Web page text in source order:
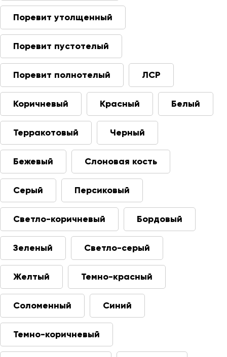
Поревит утолщенный
Поревит пустотелый
Поревит полнотелый ЛСР
Коричневый Красный Белый
Терракотовый Черный
Бежевый Слоновая кость
Серый Персиковый
Светло-коричневый Бордовый
Зеленый Светло-серый
Желтый Темно-красный
Соломенный Синий
Темно-коричневый